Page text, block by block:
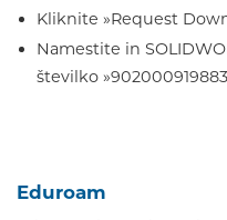
Kliknite »Request
Namestite in
številko
Eduroam